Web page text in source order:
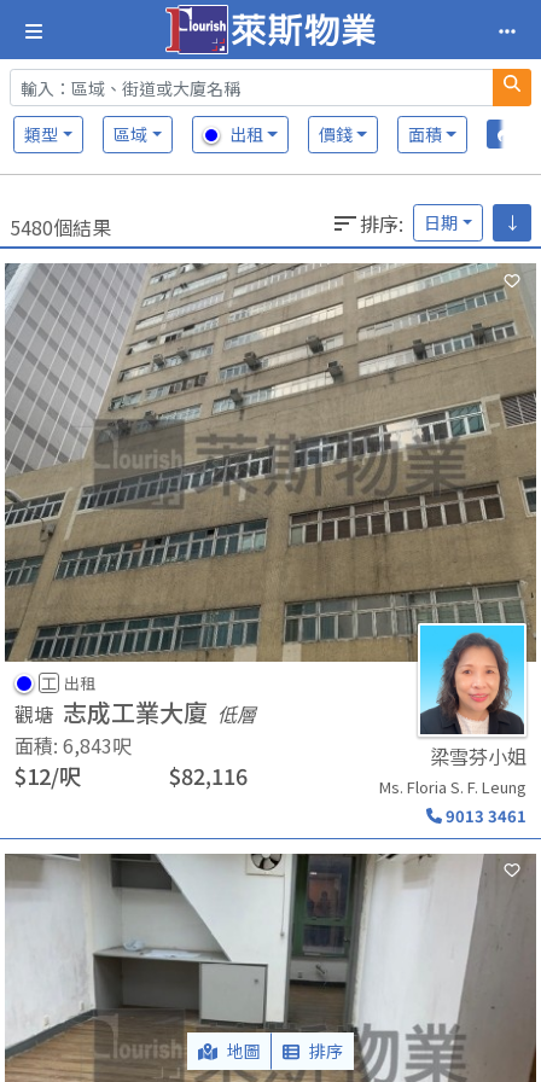
類型 區域 出租 價錢 面積
5480個結果 排序: 日期 ↓
工 出租
觀塘 志成工業大廈 低層
面積: 6,843呎
$12/呎 $82,116
梁雪芬小姐
Ms. Floria S. F. Leung
9013 3461
地圖 排序